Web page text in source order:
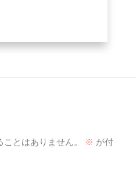
とはありません。 ※ が付